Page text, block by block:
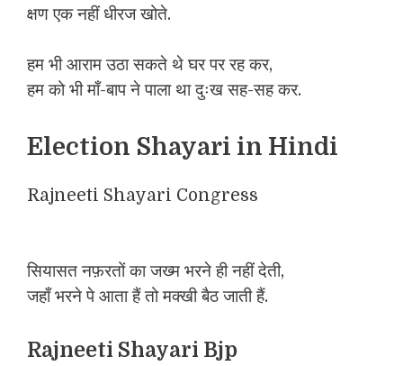
क्षण एक नहीं धीरज खोते.
हम भी आराम उठा सकते थे घर पर रह कर,
हम को भी माँ-बाप ने पाला था दुःख सह-सह कर.
Election Shayari in Hindi
Rajneeti Shayari Congress
सियासत नफ़रतों का जख्म भरने ही नहीं देती,
जहाँ भरने पे आता हैं तो मक्खी बैठ जाती हैं.
Rajneeti Shayari Bjp